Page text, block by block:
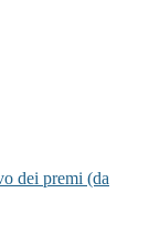
dei premi (da